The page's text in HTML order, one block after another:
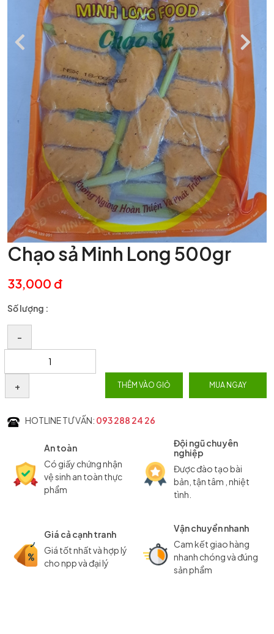
Chạo sả Minh Long 500gr
33,000 đ
Số lượng :
–
+ THÊM VÀO GIỎ MUA NGAY
HOTLINE TƯ VẤN: 093 288 24 26
An toàn
Có giấy chứng nhận
vệ sinh an toàn thực
phẩm
Đội ngũ chuyên
nghiệp
Được đào tạo bài
bản, tận tâm , nhiệt
tình.
Giá cả cạnh tranh
Giá tốt nhất và hợp lý
cho npp và đại lý
Vận chuyển nhanh
Cam kết giao hàng
nhanh chóng và đúng
sản phẩm